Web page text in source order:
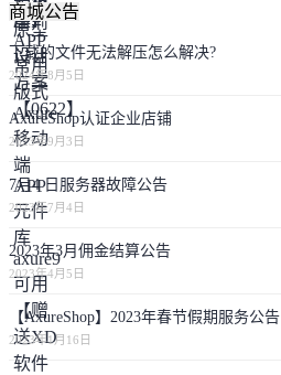
商城公告
下载的文件无法解压怎么解决?
2024年8月5日
AxureShop认证企业店铺
2023年9月3日
7月4 日服务器故障公告
2023年7月4日
2023年3月佣金结算公告
2023年4月5日
【AxureShop】2023年春节假期服务公告
2023年1月16日